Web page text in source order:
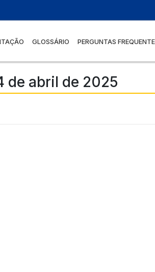
GLOSSÁRIO PERGUNTAS
de abril de 2025